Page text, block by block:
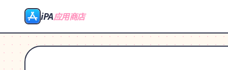
iPA应用商店